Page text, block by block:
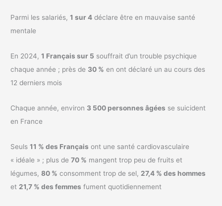
Parmi les salariés,1 sur 4 déclare être en mauvaise santé
mentale
En 2024,1 Français sur 5 souffrait d’un trouble psychique
chaque année ; près de 30 % en ont déclaré un au cours des
12 derniers mois
Chaque année, environ 3 500 personnes âgées se suicident
en France
Seuls11 % des Français ont une santé cardiovasculaire
« idéale » ; plus de70 % mangent trop peu de fruits et
légumes,80 % consomment trop de sel, 27,4 % des hommes
et 21,7 % des femmes fument quotidiennement